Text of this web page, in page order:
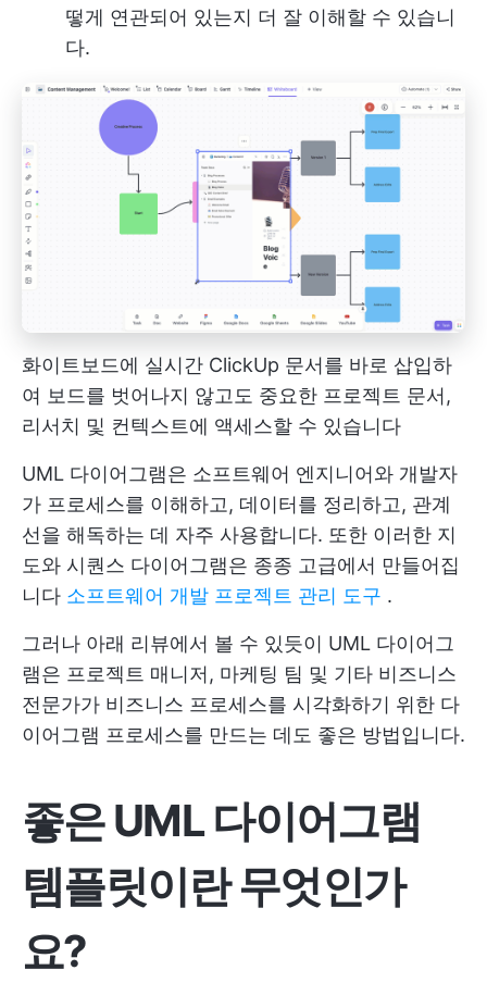
떻게 연관되어 있는지 더 잘 이해할 수 있습니
다.
화이트보드에 실시간 ClickUp 문서를 바로 삽입하
여 보드를 벗어나지 않고도 중요한 프로젝트 문서,
리서치 및 컨텍스트에 액세스할 수 있습니다
UML 다이어그램은 소프트웨어 엔지니어와 개발자
가 프로세스를 이해하고, 데이터를 정리하고, 관계
선을 해독하는 데 자주 사용합니다. 또한 이러한 지
도와 시퀀스 다이어그램은 종종 고급에서 만들어집
니다 소프트웨어 개발 프로젝트 관리 도구 .
그러나 아래 리뷰에서 볼 수 있듯이 UML 다이어그
램은 프로젝트 매니저, 마케팅 팀 및 기타 비즈니스
전문가가 비즈니스 프로세스를 시각화하기 위한 다
이어그램 프로세스를 만드는 데도 좋은 방법입니다.
좋은 UML 다이어그램
템플릿이란 무엇인가
요?